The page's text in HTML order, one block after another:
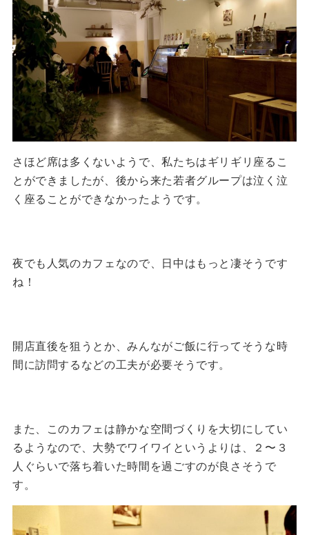
さほど席は多くないようで、私たちはギリギリ座るこ
とができましたが、後から来た若者グループは泣く泣
く座ることができなかったようです。
夜でも人気のカフェなので、日中はもっと凄そうです
ね！
開店直後を狙うとか、みんながご飯に行ってそうな時
間に訪問するなどの工夫が必要そうです。
また、このカフェは静かな空間づくりを大切にしてい
るようなので、大勢でワイワイというよりは、２〜３
人ぐらいで落ち着いた時間を過ごすのが良さそうで
す。